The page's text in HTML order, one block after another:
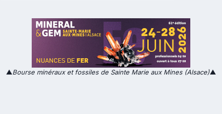
▲Bourse minéraux et fossiles de Sainte Marie aux Mines (Alsace)▲